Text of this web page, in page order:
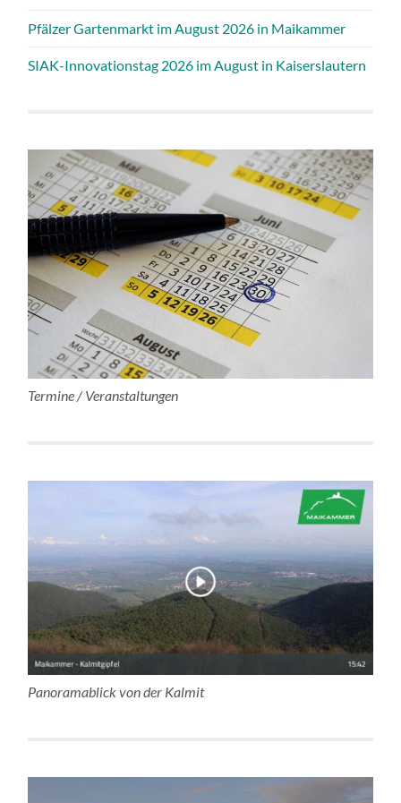
Pfälzer Gartenmarkt im August 2026 in Maikammer
SIAK-Innovationstag 2026 im August in Kaiserslautern
Termine / Veranstaltungen
Panoramablick von der Kalmit